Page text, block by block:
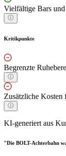
Vielfältige Bars
Kritikpunkte
Begrenzte
Zusätzliche Kosten
KI-generiert aus
"Die BOLT-Achterbahn